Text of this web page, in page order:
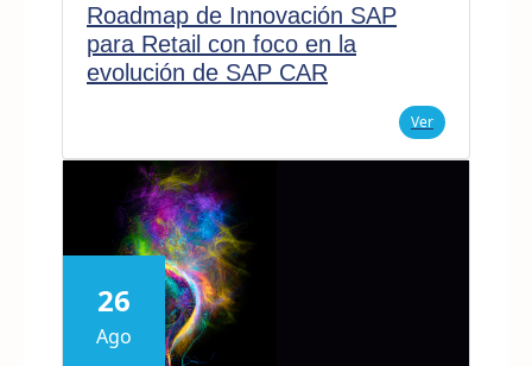
Roadmap de Innovación SAP
para Retail con foco en la
evolución de SAP CAR
Ver
26
Ago